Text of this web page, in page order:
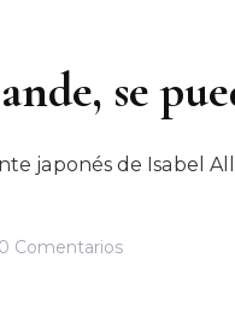
se
japonés de Isabel
0 ComentariosEn